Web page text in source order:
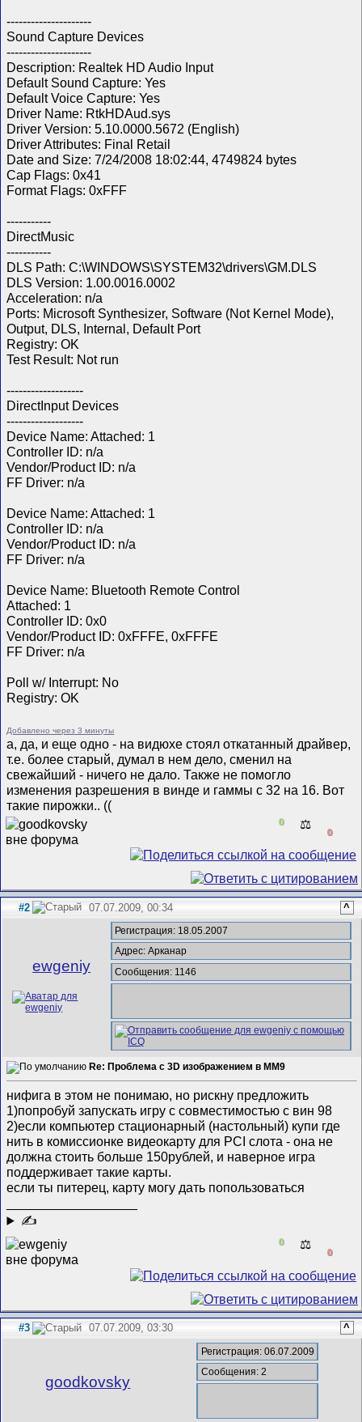
---------------------
Sound Capture Devices
---------------------
Description: Realtek HD Audio Input
Default Sound Capture: Yes
Default Voice Capture: Yes
Driver Name: RtkHDAud.sys
Driver Version: 5.10.0000.5672 (English)
Driver Attributes: Final Retail
Date and Size: 7/24/2008 18:02:44, 4749824 bytes
Cap Flags: 0x41
Format Flags: 0xFFF
-----------
DirectMusic
-----------
DLS Path: C:\WINDOWS\SYSTEM32\drivers\GM.DLS
DLS Version: 1.00.0016.0002
Acceleration: n/a
Ports: Microsoft Synthesizer, Software (Not Kernel Mode),
Output, DLS, Internal, Default Port
Registry: OK
Test Result: Not run
-------------------
DirectInput Devices
-------------------
Device Name: Attached: 1
Controller ID: n/a
Vendor/Product ID: n/a
FF Driver: n/a
Device Name: Attached: 1
Controller ID: n/a
Vendor/Product ID: n/a
FF Driver: n/a
Device Name: Bluetooth Remote Control
Attached: 1
Controller ID: 0x0
Vendor/Product ID: 0xFFFE, 0xFFFE
FF Driver: n/a
Poll w/ Interrupt: No
Registry: OK
Добавлено через 3 минуты
а, да, и еще одно - на видюхе стоял откатанный драйвер,
т.е. более старый, думал в нем дело, сменил на
свежайший - ничего не дало. Также не помогло
изменения разрешения в винде и гаммы с 32 на 16. Вот
такие пирожки.. ((
0 ⚖️
0
#2 07.07.2009, 00:34 ^
ewgeniy
Регистрация: 18.05.2007
Адрес: Арканар
Сообщения: 1146
Re: Проблема с 3D изображением в MM9
нифига в этом не понимаю, но рискну предложить
1)попробуй запускать игру с совместимостью с вин 98
2)если компьютер стационарный (настольный) купи где
нить в комиссионке видеокарту для PCI слота - она не
должна стоить больше 150рублей, и наверное игра
поддерживает такие карты.
если ты питерец, карту могу дать попользоваться
✍
0 ⚖️
0
#3 07.07.2009, 03:30 ^
goodkovsky
Регистрация: 06.07.2009
Сообщения: 2